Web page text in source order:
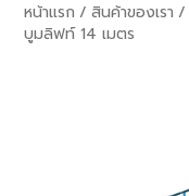
หน้าแรก / สินค้าของเรา /
บูมลิฟท์ 14 เมตร